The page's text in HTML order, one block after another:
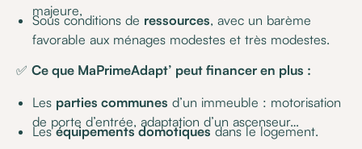
majeure,
Sous conditions de ressources, avec un barème
favorable aux ménages modestes et très modestes.
✅Ce que MaPrimeAdapt’ peut financer en plus :
Les parties communes d’un immeuble : motorisation
de porte d’entrée, adaptation d’un ascenseur…
Leséquipements domotiquesdans le logement.